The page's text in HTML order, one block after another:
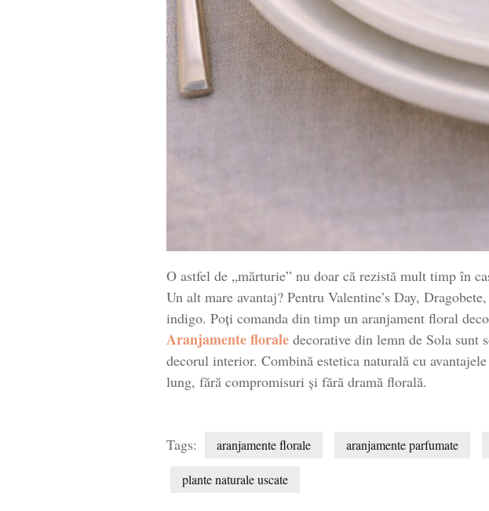
O astfel de „mărturie” nu doar că rezistă mult timp în
Un alt mare avantaj? Pentru Valentine’s Day,
indigo. Poți comanda din timp un aranjament floral
Aranjamente florale decorative din lemn de Sola sunt
decorul interior. Combină estetica naturală cu
lung, fără compromisuri și fără dramă florală.
Tags: aranjamente florale aranjamente parfumate
plante naturale uscate